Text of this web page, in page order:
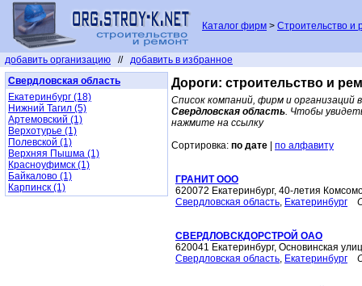
Каталог фирм > Строительство и
добавить организацию // добавить в избранное
Свердловская область
Екатеринбург (18)
Нижний Тагил (5)
Артемовский (1)
Верхотурье (1)
Полевской (1)
Верхняя Пышма (1)
Красноуфимск (1)
Байкалово (1)
Карпинск (1)
Дороги: строительство и
Список компаний, фирм и организаций
Свердловская область. Чтобы
нажмите на ссылку
Сортировка: по дате по алфавиту
ГРАНИТ ООО
620072 Екатеринбург, 40-летия
Свердловская область, Екатеринбург
СВЕРДЛОВСКДОРСТРОЙ ОАО
620041 Екатеринбург, Основинская
Свердловская область, Екатеринбург